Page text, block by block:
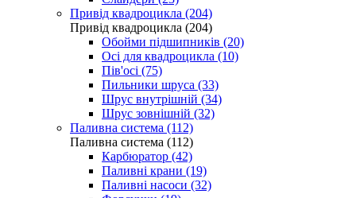
Привід квадроцикла (204)
Привід квадроцикла (204)
Обойми підшипників (20)
Осі для квадроцикла (10)
Пів'осі (75)
Пильники шруса (33)
Шрус внутрішній (34)
Шрус зовнішній (32)
Паливна система (112)
Паливна система (112)
Карбюратор (42)
Паливні крани (19)
Паливні насоси (32)